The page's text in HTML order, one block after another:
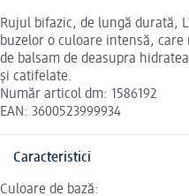
Rujul bifazic, de lungă durată,
buzelor o culoare intensă,
de balsam de deasupra
și catifelate.
Număr articol dm: 1586192
EAN: 3600523999934
Caracteristici
Culoare de bază: